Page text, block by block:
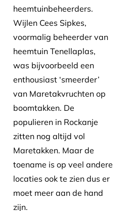
heemtuinbeheerders.
Wijlen Cees Sipkes,
voormalig beheerder van
heemtuin Tenellaplas,
was bijvoorbeeld een
enthousiast ‘smeerder’
van Maretakvruchten op
boomtakken. De
populieren in Rockanje
zitten nog altijd vol
Maretakken. Maar de
toename is op veel andere
locaties ook te zien dus er
moet meer aan de hand
zijn.